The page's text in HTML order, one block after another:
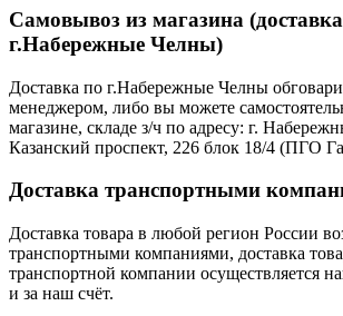
Самовывоз из магазина
г.Набережные Челны)
Доставка по г.Набережные Челны
менеджером, либо вы можете
магазине, складе з/ч по адресу: г.
Казанский проспект, 226 блок 18/4 (ПГО
Доставка транспортными
Доставка товара в любой регион России
транспортными компаниями, доставка
транспортной компании осуществляется
и за наш счёт.